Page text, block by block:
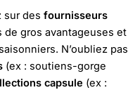
sur des fournisseurs
gros avantageuses et
N’oubliez pas
(ex : soutiens-gorge
capsule (ex :